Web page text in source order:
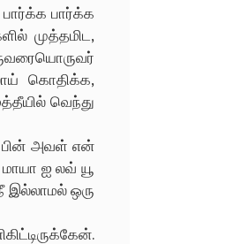
பார்க்க
முத்தமிட,
கொதிக்க,
வெந்து
அவள் என்
ஐ லவ் யூ
ஒரு